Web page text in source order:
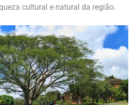
cultural e natural da região.